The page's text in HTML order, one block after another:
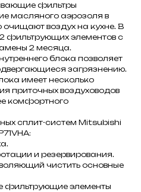
фильтры
масляного аэрозоля в
воздух на кухне. В
фильтрующих элементов с
2 месяца.
блока позволяет
загрязнению.
имеет несколько
приточных воздуховодов
комфортного
сплит-систем Mitsubishi
и резервирования.
чистить основные
фильтрующие элементы